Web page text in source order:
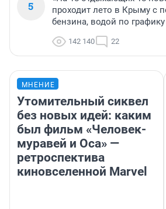
5
проходит лето в Крыму с
бензина, водой по
142 140 22
МНЕНИЕ
Утомительный сиквел
без новых идей: каким
был фильм «Человек-
муравей и Оса» —
ретроспектива
киновселенной Marvel